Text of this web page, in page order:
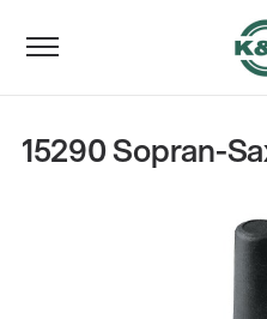
15290 Sopran-